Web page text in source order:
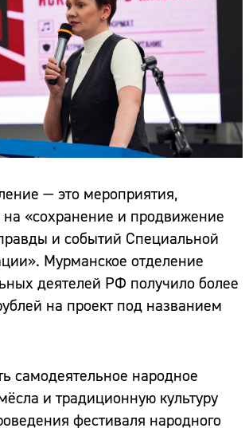
— это мероприятия,
«сохранение и продвижение
и событий Специальной
Мурманское отделение
деятелей РФ получило более
на проект под названием
самодеятельное народное
и традиционную культуру
фестиваля народного